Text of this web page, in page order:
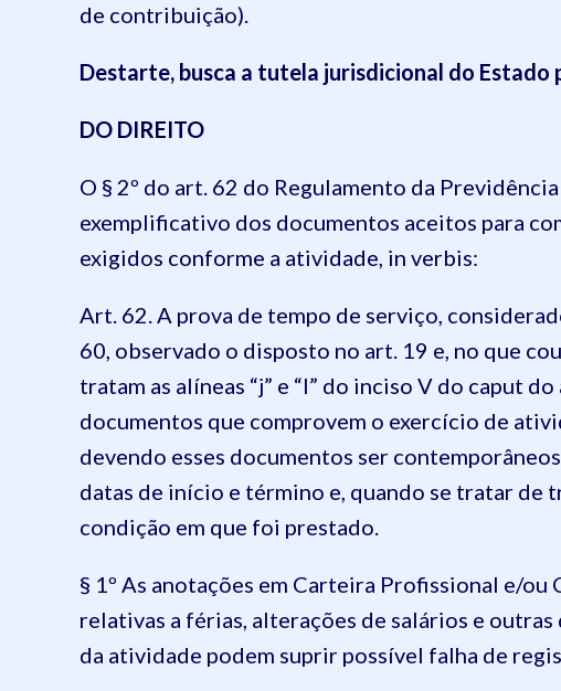
de contribuição).
Destarte, busca a tutela jurisdicional do Estado
DO DIREITO
O § 2º do art. 62 do Regulamento da
exemplificativo dos documentos aceitos para
exigidos conforme a atividade, in verbis:
Art. 62. A prova de tempo de serviço,
60, observado o disposto no art. 19 e, no que
tratam as alíneas “j” e “l” do inciso V do caput
documentos que comprovem o exercício de
devendo esses documentos ser
datas de início e término e, quando se tratar de
condição em que foi prestado.
§ 1º As anotações em Carteira Profissional e/
relativas a férias, alterações de salários e
da atividade podem suprir possível falha de